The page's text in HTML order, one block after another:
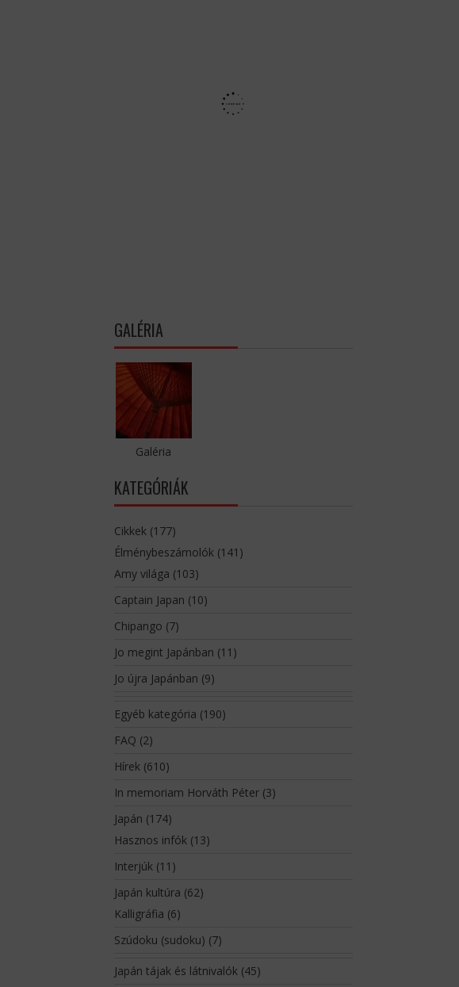
GALÉRIA
Galéria
KATEGÓRIÁK
Cikkek(177)
Élménybeszámolók(141)
Amy világa (103)
Captain Japan (10)
Chipango (7)
Jo megint Japánban (11)
Jo újra Japánban (9)
Egyéb kategória (190)
FAQ (2)
Hírek(610)
In memoriam Horváth Péter(3)
Japán (174)
Hasznos infók(13)
Interjúk(11)
Japán kultúra (62)
Kalligráfia (6)
Szúdoku (sudoku) (7)
Japán tájak és látnivalók(45)